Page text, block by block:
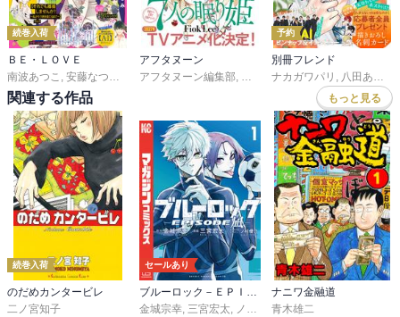
続巻入荷
ＢＥ・ＬＯＶＥ
南波あつこ , 安藤なつみ 末次由紀, 上田美和,佐久間結衣,五十嵐大介 , 蒼井まもる
アフタヌーン
アフタヌーン編集部, ＦｉｏｋＬｅｅ,山口つばさ,城
予約
別冊フレンド
ナカガワパリ , 八田あかり
関連する作品 もっと見る
続巻入荷
のだめカンタービレ
二ノ宮知子
セールあり
ブルーロック－ＥＰＩＳＯＤＥ 凪－
金城宗幸, 三宮宏太, ノ村優介
ナニワ金融道
青木雄二